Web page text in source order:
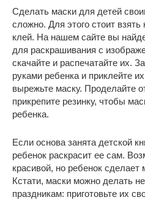
Сделать маски для детей
сложно. Для этого стоит
клей. На нашем сайте вы
для раскрашивания с
скачайте и распечатайте их.
руками ребенка и приклейте
вырежьте маску. Проделайте
прикрепите резинку, чтобы
ребенка.
Если основа занята детской
ребенок раскрасит ее сам.
красивой, но ребенок сделает
Кстати, маски можно делать
праздникам: приготовьте их